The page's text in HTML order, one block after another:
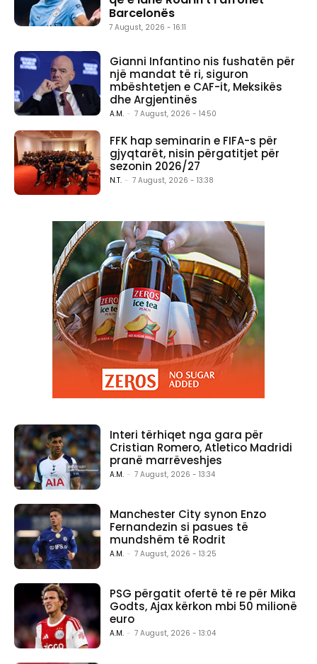
Barcelonës
7 August, 2026 - 16:11
Gianni Infantino nis fushatën për
një mandat të ri, siguron
mbështetjen e CAF-it, Meksikës
dhe Argjentinës
A.M. - 7 August, 2026 - 14:50
FFK hap seminarin e FIFA-s për
gjyqtarët, nisin përgatitjet për
sezonin 2026/27
N.T. - 7 August, 2026 - 13:38
Interi tërhiqet nga gara për
Cristian Romero, Atletico Madridi
pranë marrëveshjes
A.M. - 7 August, 2026 - 13:34
Manchester City synon Enzo
Fernandezin si pasues të
mundshëm të Rodrit
A.M. - 7 August, 2026 - 13:25
PSG përgatit ofertë të re për Mika
Godts, Ajax kërkon mbi 50 milionë
euro
A.M. - 7 August, 2026 - 13:04